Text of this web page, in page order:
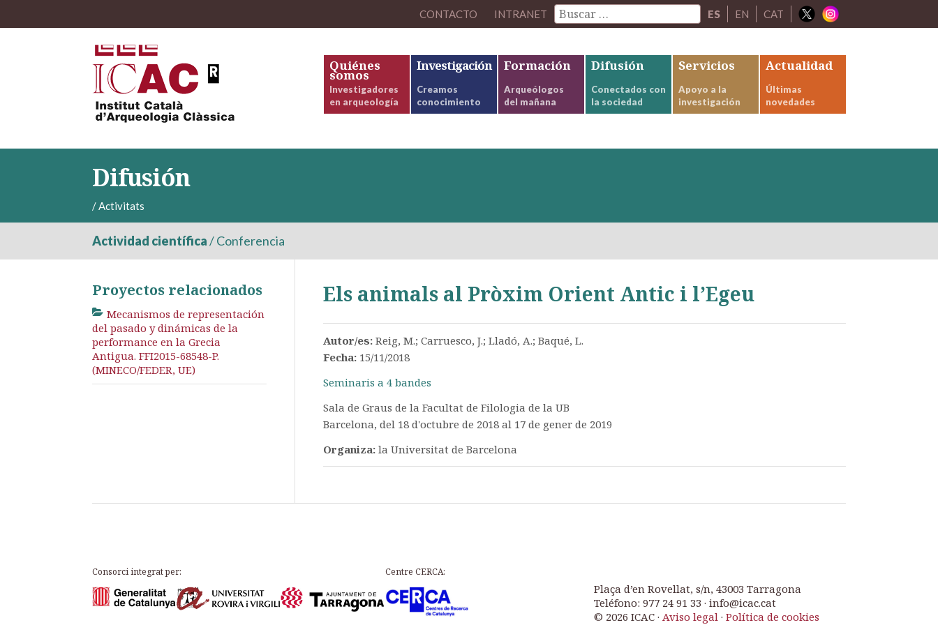
CONTACTO INTRANET ES EN CAT
Quiénes
somos
Investigadores
en arqueología
Investigación
Creamos
conocimiento
Formación
Arqueólogos
del mañana
Difusión
Conectados con
la sociedad
Servicios
Apoyo a la
investigación
Actualidad
Últimas
novedades
Difusión
/Activitats
Actividad científica/Conferencia
Els animals al Pròxim Orient Antic i l’Egeu
Autor/es: Reig, M.; Carruesco, J.; Lladó, A.; Baqué, L.
Fecha: 15/11/2018
Seminaris a 4 bandes
Sala de Graus de la Facultat de Filologia de la UB
Barcelona, del 18 d'octubre de 2018 al 17 de gener de 2019
Organiza: la Universitat de Barcelona
Proyectos relacionados
Mecanismos de representación
del pasado y dinámicas de la
performance en la Grecia
Antigua. FFI2015-68548-P.
(MINECO/FEDER, UE)
Consorci integrat per: Centre CERCA:
Plaça d’en Rovellat, s/n, 43003 Tarragona
Teléfono: 977 24 91 33 · info@icac.cat
© 2026 ICAC ·Aviso legal ·Política de cookies